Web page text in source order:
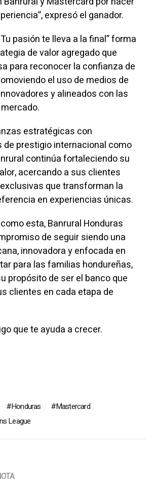
expresó el ganador.
pasión te lleva a la final” forma
de valor agregado que
para reconocer la confianza de
el uso de medios de
y alineados con las
estratégicas con
de prestigio internacional como
continúa fortaleciendo su
acercando a sus clientes
que transforman la
en experiencias únicas.
esta, Banrural Honduras
de seguir siendo una
innovadora y enfocada en
para las familias hondureñas,
propósito de ser el banco que
clientes en cada etapa de
que te ayuda a crecer.
Honduras
Mastercard
League